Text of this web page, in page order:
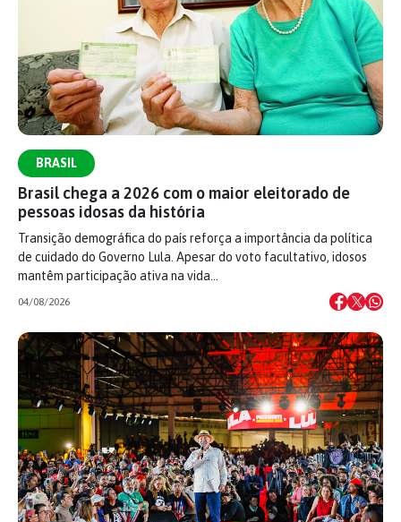
BRASIL
Brasil chega a 2026 com o maior eleitorado de
pessoas idosas da história
Transição demográfica do país reforça a importância da política
de cuidado do Governo Lula. Apesar do voto facultativo, idosos
mantêm participação ativa na vida…
04/08/2026